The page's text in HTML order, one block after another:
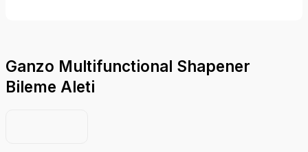
Ganzo Multifunctional Shapener
Bileme Aleti